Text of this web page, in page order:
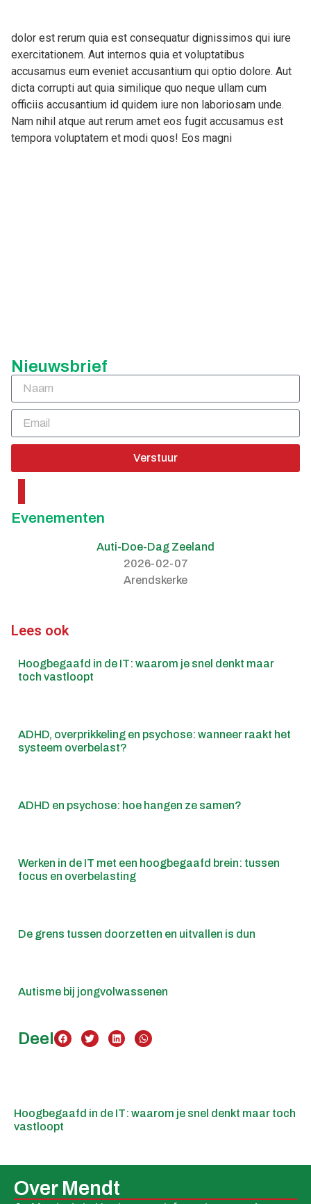
dolor est rerum quia est consequatur dignissimos qui iure
exercitationem. Aut internos quia et voluptatibus
accusamus eum eveniet accusantium qui optio dolore. Aut
dicta corrupti aut quia similique quo neque ullam cum
officiis accusantium id quidem iure non laboriosam unde.
Nam nihil atque aut rerum amet eos fugit accusamus est
tempora voluptatem et modi quos! Eos magni
Nieuwsbrief
Verstuur
Evenementen
Auti-Doe-Dag Zeeland
2026-02-07
Arendskerke
Lees ook
Hoogbegaafd in de IT: waarom je snel denkt maar
toch vastloopt
ADHD, overprikkeling en psychose: wanneer raakt het
systeem overbelast?
ADHD en psychose: hoe hangen ze samen?
Werken in de IT met een hoogbegaafd brein: tussen
focus en overbelasting
De grens tussen doorzetten en uitvallen is dun
Autisme bij jongvolwassenen
Deel
Hoogbegaafd in de IT: waarom je snel denkt maar toch
vastloopt
Over Mendt